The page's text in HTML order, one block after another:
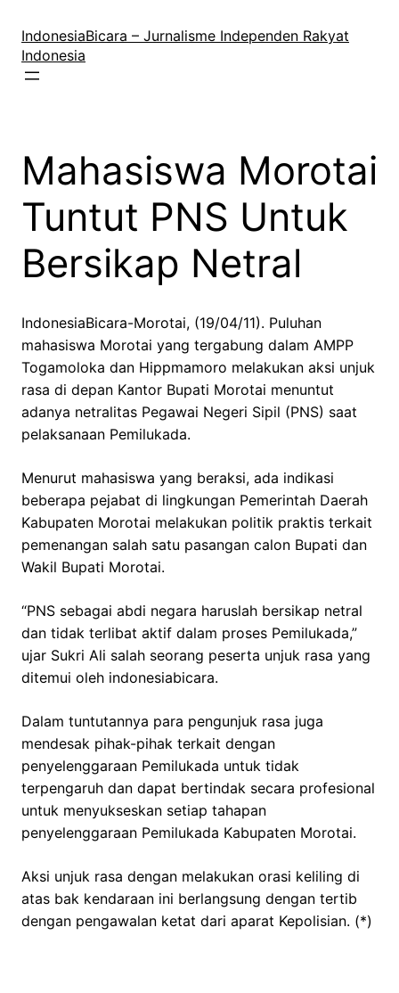
konten
IndonesiaBicara – Jurnalisme Independen Rakyat
Indonesia
Mahasiswa Morotai
Tuntut PNS Untuk
Bersikap Netral
IndonesiaBicara-Morotai, (19/04/11). Puluhan
mahasiswa Morotai yang tergabung dalam AMPP
Togamoloka dan Hippmamoro melakukan aksi unjuk
rasa di depan Kantor Bupati Morotai menuntut
adanya netralitas Pegawai Negeri Sipil (PNS) saat
pelaksanaan Pemilukada.
Menurut mahasiswa yang beraksi, ada indikasi
beberapa pejabat di lingkungan Pemerintah Daerah
Kabupaten Morotai melakukan politik praktis terkait
pemenangan salah satu pasangan calon Bupati dan
Wakil Bupati Morotai.
“PNS sebagai abdi negara haruslah bersikap netral
dan tidak terlibat aktif dalam proses Pemilukada,”
ujar Sukri Ali salah seorang peserta unjuk rasa yang
ditemui oleh indonesiabicara.
Dalam tuntutannya para pengunjuk rasa juga
mendesak pihak-pihak terkait dengan
penyelenggaraan Pemilukada untuk tidak
terpengaruh dan dapat bertindak secara profesional
untuk menyukseskan setiap tahapan
penyelenggaraan Pemilukada Kabupaten Morotai.
Aksi unjuk rasa dengan melakukan orasi keliling di
atas bak kendaraan ini berlangsung dengan tertib
dengan pengawalan ketat dari aparat Kepolisian. (*)